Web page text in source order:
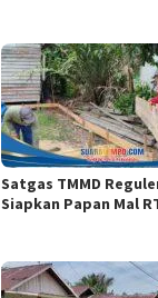
Satgas TMMD
Siapkan Papan Mal